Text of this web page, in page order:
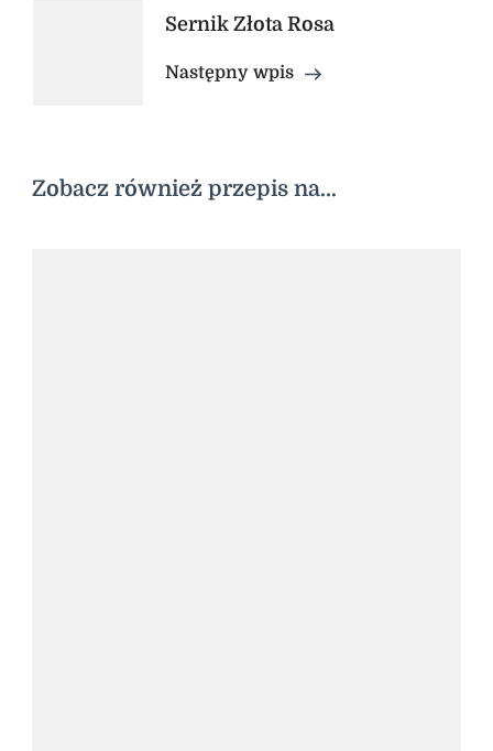
Sernik Złota Rosa
Następny wpis
Zobacz również przepis na...